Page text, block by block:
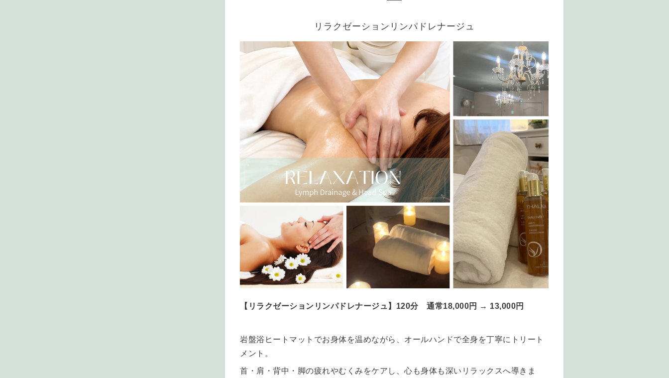
リラクゼーションリンパドレナージュ
【リラクゼーションリンパドレナージュ】120分 通常18,000円 → 13,000円
岩盤浴ヒートマットでお身体を温めながら、オールハンドで全身を丁寧にトリート
メント。
首・肩・背中・脚の疲れやむくみをケアし、心も身体も深いリラックスへ導きま